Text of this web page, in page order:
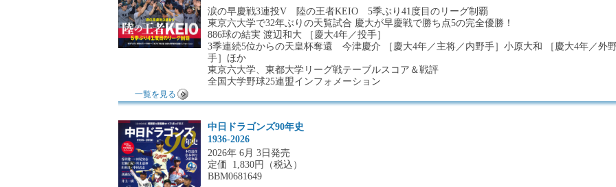
涙の早慶戦3連投V 陸の王者KEIO 5季ぶり41度目のリーグ制覇
東京六大学で32年ぶりの天覧試合 慶大が早慶戦で勝ち点5の完全優勝！
886球の結実 渡辺和大 ［慶大4年／投手］
3季連続5位からの天皇杯奪還 今津慶介 ［慶大4年／主将／内野手］小原大和 ［慶大4年／外
手］ほか
東京六大学、東都大学リーグ戦テーブルスコア＆戦評
全国大学野球25連盟インフォメーション
一覧を見る
中日ドラゴンズ90年史
1936-2026
2026年 6月 3日発売
定価 1,830円（税込）
BBM0681649